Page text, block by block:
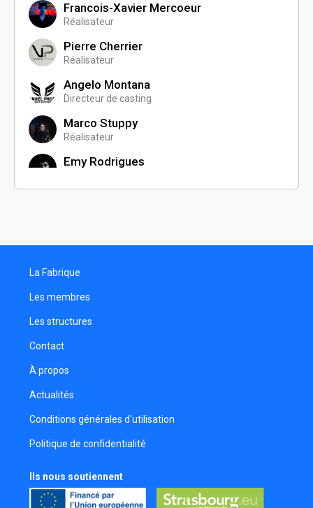
Francois-Xavier Mercoeur
Réalisateur
Pierre Cherrier
Réalisateur
Angelo Montana
Directeur de casting
Marco Stuppy
Réalisateur
Emy Rodrigues
Charlie Raw
Réalisateur
Noah Aubert
Malassingne Jean-Benoît
Réalisateur
Théo Bassan
Comédienne
La Fabrique
Les membres
Les structures
Contact
À propos
Actualités
Conditions générales d'utilisation
Politique de confidentialité
Ils nous soutiennent